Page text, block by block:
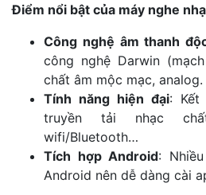
Điểm nổi bật của máy nghe
Công nghệ âm thanh
công nghệ Darwin
chất âm mộc mạc, analog.
Tính năng hiện đại: Kết
truyền tải nhạc
wifi/Bluetooth…
Tích hợp Android:
Android nên dễ dàng cài